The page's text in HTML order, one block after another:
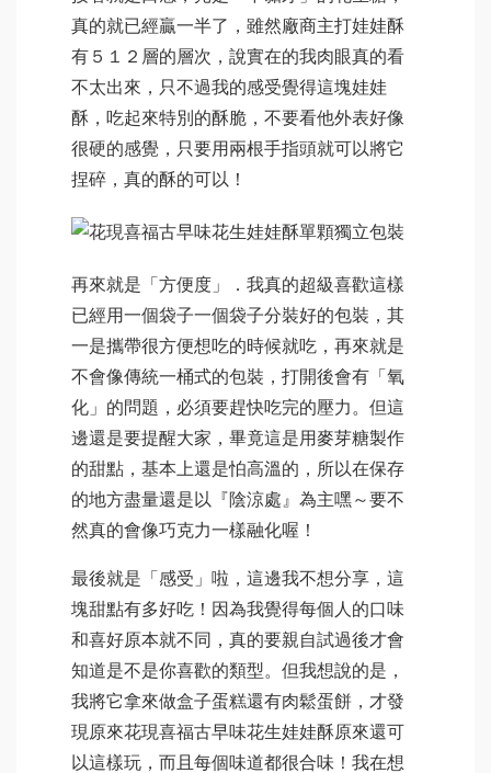
真的就已經贏一半了，雖然廠商主打娃娃酥
有５１２層的層次，說實在的我肉眼真的看
不太出來，只不過我的感受覺得這塊娃娃
酥，吃起來特別的酥脆，不要看他外表好像
很硬的感覺，只要用兩根手指頭就可以將它
捏碎，真的酥的可以！
再來就是「方便度」．我真的超級喜歡這樣
已經用一個袋子一個袋子分裝好的包裝，其
一是攜帶很方便想吃的時候就吃，再來就是
不會像傳統一桶式的包裝，打開後會有「氧
化」的問題，必須要趕快吃完的壓力。但這
邊還是要提醒大家，畢竟這是用麥芽糖製作
的甜點，基本上還是怕高溫的，所以在保存
的地方盡量還是以『陰涼處』為主嘿～要不
然真的會像巧克力一樣融化喔！
最後就是「感受」啦，這邊我不想分享，這
塊甜點有多好吃！因為我覺得每個人的口味
和喜好原本就不同，真的要親自試過後才會
知道是不是你喜歡的類型。但我想說的是，
我將它拿來做盒子蛋糕還有肉鬆蛋餅，才發
現原來花現喜福古早味花生娃娃酥原來還可
以這樣玩，而且每個味道都很合味！我在想